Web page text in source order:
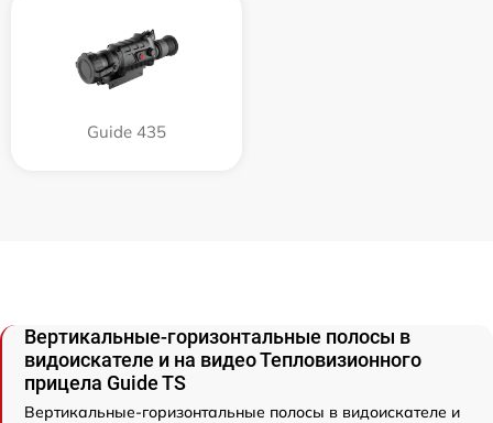
Guide 435
Вертикальные-горизонтальные полосы в
видоискателе и на видео Тепловизионного
прицела Guide TS
Вертикальные-горизонтальные полосы в видоискателе и